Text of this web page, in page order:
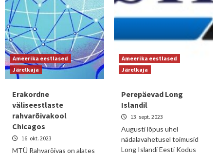
Ameerika eestlased
Järelkaja
Erakordne
väliseestlaste
rahvarõivakool
Chicagos
16. okt. 2023
MTÜ Rahvarõivas on alates
Ameerika eestlased
Järelkaja
Perepäevad Long
Islandil
13. sept. 2023
Augusti lõpus ühel
nädalavahetusel toimusid
Long Islandi Eesti Kodus